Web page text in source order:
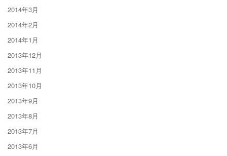
2014年3月
2014年2月
2014年1月
2013年12月
2013年11月
2013年10月
2013年9月
2013年8月
2013年7月
2013年6月